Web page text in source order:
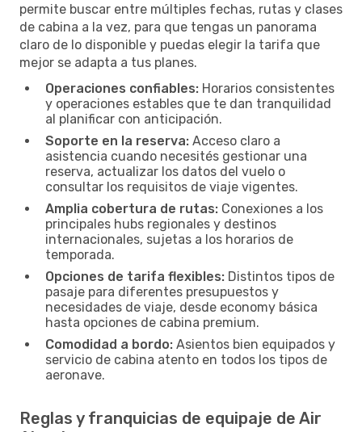
permite buscar entre múltiples fechas, rutas y clases
de cabina a la vez, para que tengas un panorama
claro de lo disponible y puedas elegir la tarifa que
mejor se adapta a tus planes.
Operaciones confiables: Horarios consistentes
y operaciones estables que te dan tranquilidad
al planificar con anticipación.
Soporte en la reserva: Acceso claro a
asistencia cuando necesités gestionar una
reserva, actualizar los datos del vuelo o
consultar los requisitos de viaje vigentes.
Amplia cobertura de rutas: Conexiones a los
principales hubs regionales y destinos
internacionales, sujetas a los horarios de
temporada.
Opciones de tarifa flexibles: Distintos tipos de
pasaje para diferentes presupuestos y
necesidades de viaje, desde economy básica
hasta opciones de cabina premium.
Comodidad a bordo: Asientos bien equipados y
servicio de cabina atento en todos los tipos de
aeronave.
Reglas y franquicias de equipaje de Air